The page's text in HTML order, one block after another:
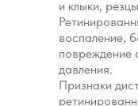
и клыки,
воспаление,
повреждение
давления.
Признаки